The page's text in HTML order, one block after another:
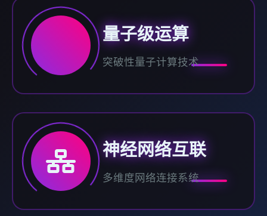
量子级运算
突破性量子计算技术
神经网络互联
多维度网络连接系统